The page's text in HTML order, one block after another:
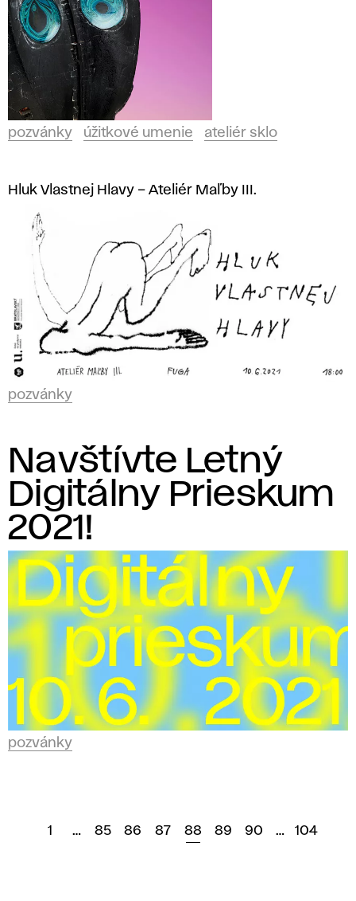
pozvánky úžitkové umenie ateliér sklo
Hluk Vlastnej Hlavy – Ateliér Maľby III.
pozvánky
Navštívte Letný
Digitálny Prieskum
2021!
pozvánky
1 … 85 86 87 88 89 90 … 104